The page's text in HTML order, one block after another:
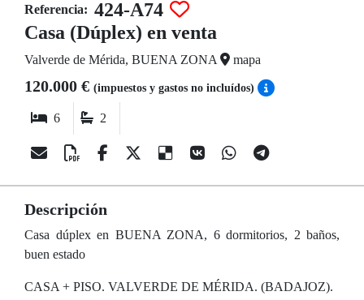
Referencia: 424-A74
Casa (Dúplex) en venta
Valverde de Mérida, BUENA ZONA mapa
120.000 € (impuestos y gastos no incluídos)
6 2
Descripción
Casa dúplex en BUENA ZONA, 6 dormitorios, 2 baños,
buen estado
CASA + PISO. VALVERDE DE MÉRIDA. (BADAJOZ).